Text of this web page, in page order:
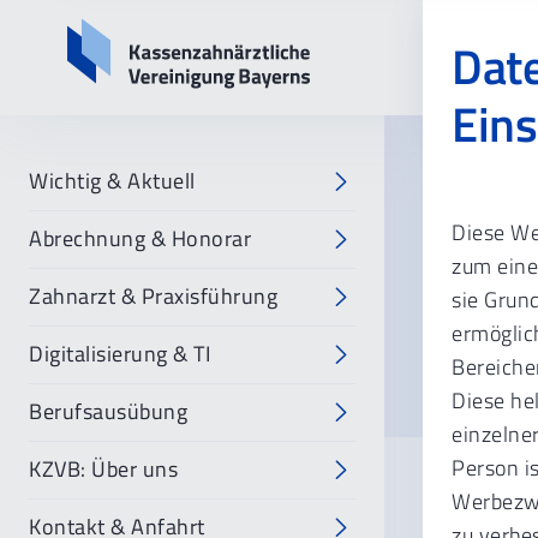
Wichtig & Aktuell
Abrechnung & Honorar
Zahnarzt & Praxisführung
Digitalisierung & TI
Berufsausübung
KZVB: Über uns
Kontakt & Anfahrt
Diese
zum
sie
Diese
Person
Wie
Sie